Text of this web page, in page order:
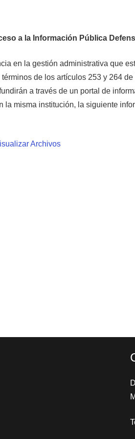
a la Información Pública
en la gestión administrativa que
de los artículos 253 y 264
a través de un portal de
misma institución, la siguiente
Archivos